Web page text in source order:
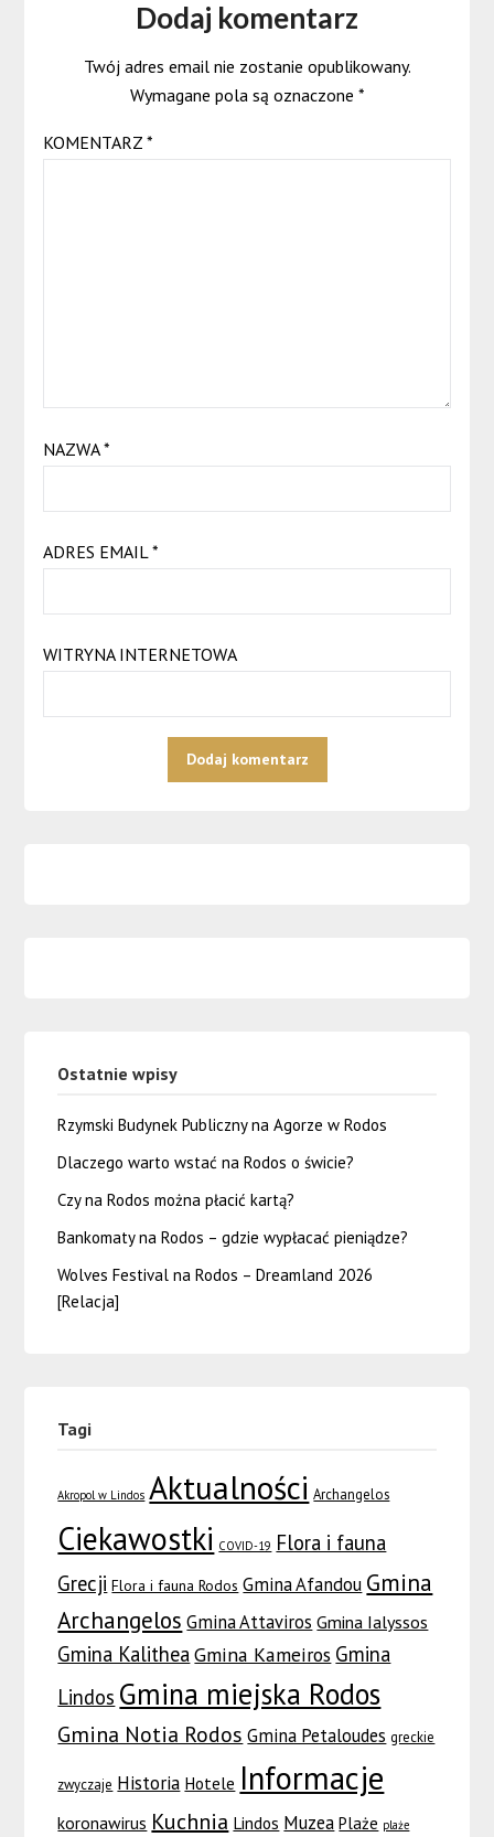
Dodaj komentarz
Twój adres email nie zostanie opublikowany.
Wymagane pola są oznaczone *
KOMENTARZ *
NAZWA*
ADRES EMAIL *
WITRYNA INTERNETOWA
Ostatnie wpisy
Rzymski Budynek Publiczny na Agorze w Rodos
Dlaczego warto wstać na Rodos o świcie?
Czy na Rodos można płacić kartą?
Bankomaty na Rodos – gdzie wypłacać pieniądze?
Wolves Festival na Rodos – Dreamland 2026
[Relacja]
Tagi
Akropol w Lindos Aktualności Archangelos
Ciekawostki COVID-19 Flora i fauna
Grecji Flora i fauna Rodos Gmina Afandou Gmina
Archangelos Gmina Attaviros Gmina Ialyssos
Gmina KalitheaGmina Kameiros Gmina
Lindos Gmina miejska Rodos
Gmina Notia Rodos Gmina Petaloudes greckie
zwyczaje Historia Hotele Informacje
koronawirus Kuchnia Lindos Muzea Plaże plaże